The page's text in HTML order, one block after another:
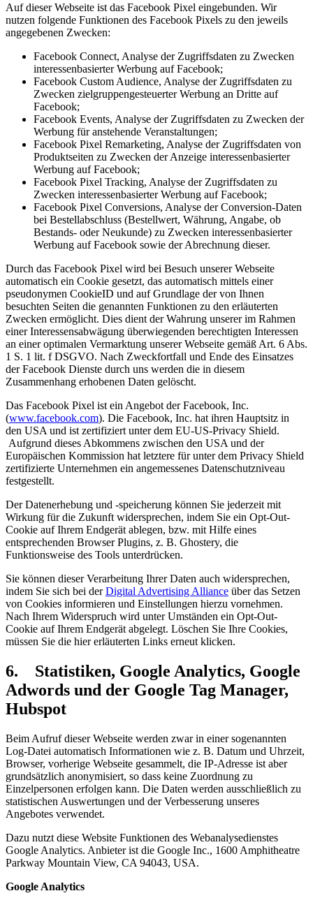
Auf dieser Webseite ist das Facebook Pixel eingebunden. Wir
nutzen folgende Funktionen des Facebook Pixels zu den jeweils
angegebenen Zwecken:
Facebook Connect, Analyse der Zugriffsdaten zu Zwecken
interessenbasierter Werbung auf Facebook;
Facebook Custom Audience, Analyse der Zugriffsdaten zu
Zwecken zielgruppengesteuerter Werbung an Dritte auf
Facebook;
Facebook Events, Analyse der Zugriffsdaten zu Zwecken der
Werbung für anstehende Veranstaltungen;
Facebook Pixel Remarketing, Analyse der Zugriffsdaten von
Produktseiten zu Zwecken der Anzeige interessenbasierter
Werbung auf Facebook;
Facebook Pixel Tracking, Analyse der Zugriffsdaten zu
Zwecken interessenbasierter Werbung auf Facebook;
Facebook Pixel Conversions, Analyse der Conversion-Daten
bei Bestellabschluss (Bestellwert, Währung, Angabe, ob
Bestands- oder Neukunde) zu Zwecken interessenbasierter
Werbung auf Facebook sowie der Abrechnung dieser.
Durch das Facebook Pixel wird bei Besuch unserer Webseite
automatisch ein Cookie gesetzt, das automatisch mittels einer
pseudonymen CookieID und auf Grundlage der von Ihnen
besuchten Seiten die genannten Funktionen zu den erläuterten
Zwecken ermöglicht. Dies dient der Wahrung unserer im Rahmen
einer Interessensabwägung überwiegenden berechtigten Interessen
an einer optimalen Vermarktung unserer Webseite gemäß Art. 6 Abs.
1 S. 1 lit. f DSGVO. Nach Zweckfortfall und Ende des Einsatzes
der Facebook Dienste durch uns werden die in diesem
Zusammenhang erhobenen Daten gelöscht.
Das Facebook Pixel ist ein Angebot der Facebook, Inc.
(www.facebook.com). Die Facebook, Inc. hat ihren Hauptsitz in
den USA und ist zertifiziert unter dem EU-US-Privacy Shield.
Aufgrund dieses Abkommens zwischen den USA und der
Europäischen Kommission hat letztere für unter dem Privacy Shield
zertifizierte Unternehmen ein angemessenes Datenschutzniveau
festgestellt.
Der Datenerhebung und -speicherung können Sie jederzeit mit
Wirkung für die Zukunft widersprechen, indem Sie ein Opt-Out-
Cookie auf Ihrem Endgerät ablegen, bzw. mit Hilfe eines
entsprechenden Browser Plugins, z. B. Ghostery, die
Funktionsweise des Tools unterdrücken.
Sie können dieser Verarbeitung Ihrer Daten auch widersprechen,
indem Sie sich bei derDigital Advertising Alliance über das Setzen
von Cookies informieren und Einstellungen hierzu vornehmen.
Nach Ihrem Widerspruch wird unter Umständen ein Opt-Out-
Cookie auf Ihrem Endgerät abgelegt. Löschen Sie Ihre Cookies,
müssen Sie die hier erläuterten Links erneut klicken.
6. Statistiken, Google Analytics, Google
Adwords und der Google Tag Manager,
Hubspot
Beim Aufruf dieser Webseite werden zwar in einer sogenannten
Log-Datei automatisch Informationen wie z. B. Datum und Uhrzeit,
Browser, vorherige Webseite gesammelt, die IP-Adresse ist aber
grundsätzlich anonymisiert, so dass keine Zuordnung zu
Einzelpersonen erfolgen kann. Die Daten werden ausschließlich zu
statistischen Auswertungen und der Verbesserung unseres
Angebotes verwendet.
Dazu nutzt diese Website Funktionen des Webanalysedienstes
Google Analytics. Anbieter ist die Google Inc., 1600 Amphitheatre
Parkway Mountain View, CA 94043, USA.
Google Analytics